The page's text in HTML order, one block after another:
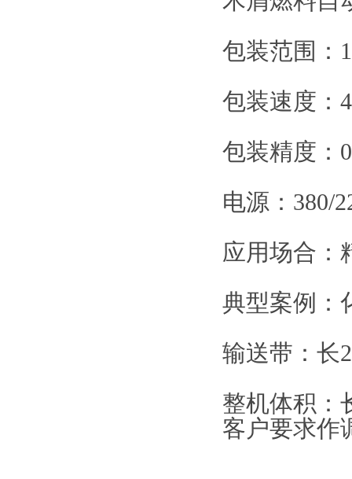
包装范围：
包装速度：
包装精度：
电源：380/
应用场合：
典型案例：
输送带：长
整机体积：
客户要求作